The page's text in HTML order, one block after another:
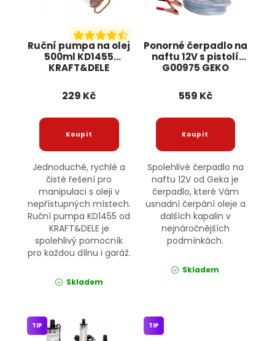
Ruční pumpa na olej
500ml KD1455
KRAFT&DELE
229 Kč
Jednoduché, rychlé a
čisté řešení pro
manipulaci s oleji v
nepřístupných místech.
Ruční pumpa KD1455 od
KRAFT&DELE je
spolehlivý pomocník
pro každou dílnu i garáž.
Skladem
Ponorné čerpadlo na
naftu 12V s pistolí
G00975 GEKO
559 Kč
Spolehlivé čerpadlo na
naftu 12V od Geka je
čerpadlo, které Vám
usnadní čerpání oleje a
dalších kapalin v
nejnáročnějších
podmínkách.
Skladem
TIP TIP